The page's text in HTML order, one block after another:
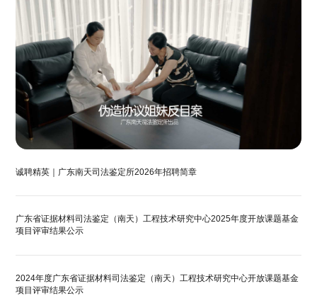
诚聘精英｜广东南天司法鉴定所2026年招聘简章
广东省证据材料司法鉴定（南天）工程技术研究中心2025年度开放课题基金
项目评审结果公示
2024年度广东省证据材料司法鉴定（南天）工程技术研究中心开放课题基金
项目评审结果公示